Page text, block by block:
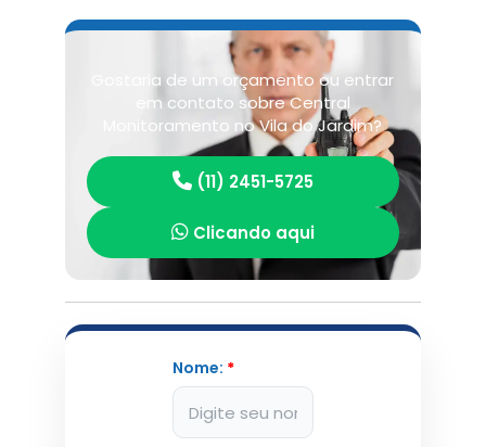
Gostaria de um orçamento ou entrar
em contato sobre Central
Monitoramento no Vila do Jardim?
(11) 2451-5725
Clicando aqui
Nome: *